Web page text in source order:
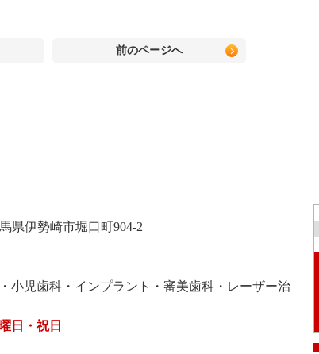
前のページへ
県伊勢崎市堀口町904-2
小児歯科・インプラント・審美歯科・レーザー治
日・祝日